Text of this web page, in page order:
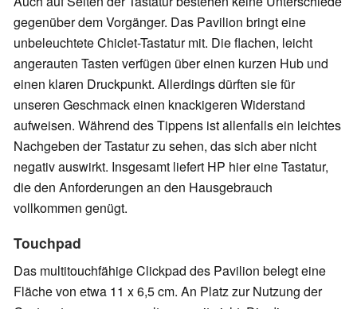
gegenüber dem Vorgänger. Das Pavilion bringt eine
unbeleuchtete Chiclet-Tastatur mit. Die flachen, leicht
angerauten Tasten verfügen über einen kurzen Hub und
einen klaren Druckpunkt. Allerdings dürften sie für
unseren Geschmack einen knackigeren Widerstand
aufweisen. Während des Tippens ist allenfalls ein leichtes
Nachgeben der Tastatur zu sehen, das sich aber nicht
negativ auswirkt. Insgesamt liefert HP hier eine Tastatur,
die den Anforderungen an den Hausgebrauch
vollkommen genügt.
Touchpad
Das multitouchfähige Clickpad des Pavilion belegt eine
Fläche von etwa 11 x 6,5 cm. An Platz zur Nutzung der